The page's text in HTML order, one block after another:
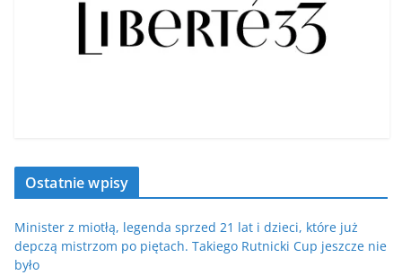
Ostatnie wpisy
Minister z miotłą, legenda sprzed 21 lat i dzieci, które już
depczą mistrzom po piętach. Takiego Rutnicki Cup jeszcze nie
było